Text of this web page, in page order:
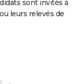
sont invités à
leurs relevés de